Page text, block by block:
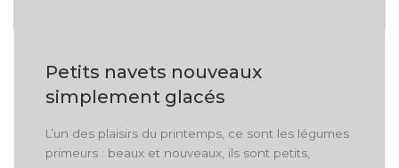
Petits navets nouveaux
simplement glacés
L’un des plaisirs du printemps, ce sont les légumes
primeurs : beaux et nouveaux, ils sont petits,